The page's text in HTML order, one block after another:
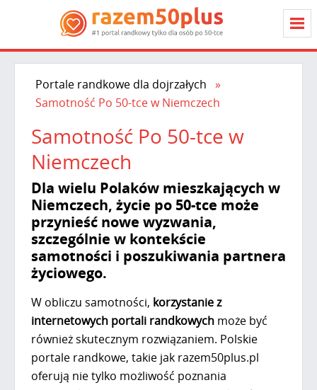
Portale randkowe dla dojrzałych
Samotność Po 50-tce w Niemczech
Samotność Po 50-tce w
Niemczech
Dla wielu Polaków mieszkających w
Niemczech, życie po 50-tce może
przynieść nowe wyzwania,
szczególnie w kontekście
samotności i poszukiwania partnera
życiowego.
W obliczu samotności, korzystanie z
internetowych portali randkowychmoże być
również skutecznym rozwiązaniem. Polskie
portale randkowe, takie jak razem50plus.pl
oferują nie tylko możliwość poznania